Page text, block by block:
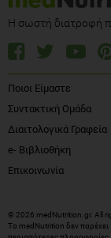
Η σωστή διατροφή
Ποιοι Είμαστε
Συντακτική Ομάδα
Διαιτολογικά Γραφεία
e- Βιβλιοθήκη
Επικοινωνία
© 2026 medNutrition.gr. All
Το medNutrition δεν παρέχει